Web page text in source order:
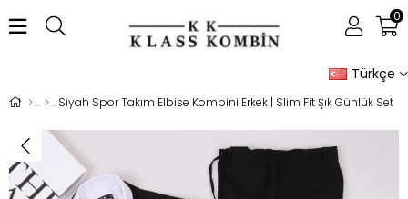
Türkçe
0
Siyah Spor Takım Elbise Kombini Erkek | Slim Fit Şık Günlük Set